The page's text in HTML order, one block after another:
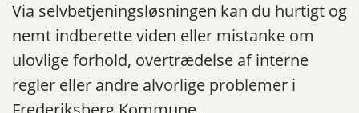
Via selvbetjeningsløsningen kan du hurtigt og
nemt indberette viden eller mistanke om
ulovlige forhold, overtrædelse af interne
regler eller andre alvorlige problemer i